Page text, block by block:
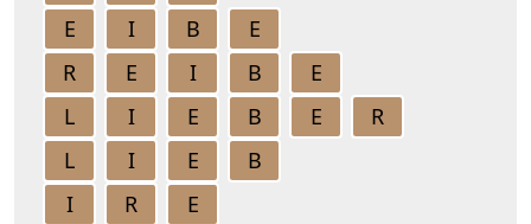
E
I B
E
R
E I B
E
L
I E B E
R
L
I E
B
I
R
E